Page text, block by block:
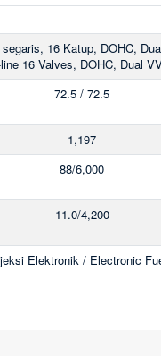
16 Katup, DOHC,
16 Valves, DOHC, Dual
72.5 / 72.5
1,197
88/6,000
11.0/4,200
Elektronik / Electronic